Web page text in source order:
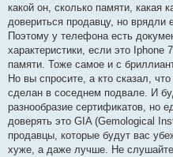
какой он, сколько памяти, какая
довериться продавцу, но врядли
Поэтому у телефона есть
характеристики, если это
памяти. Тоже самое и с
Но вы спросите, а кто сказал,
сделан в соседнем подвале. И
разнообразие сертификатов, но
доверять это GIA (Gemological
продавцы, которые будут вас
хуже, а даже лучше. Не